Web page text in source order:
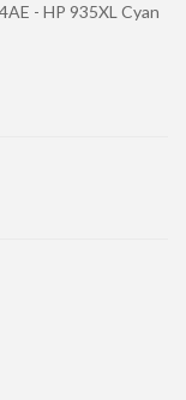
- HP 935XL Cyan